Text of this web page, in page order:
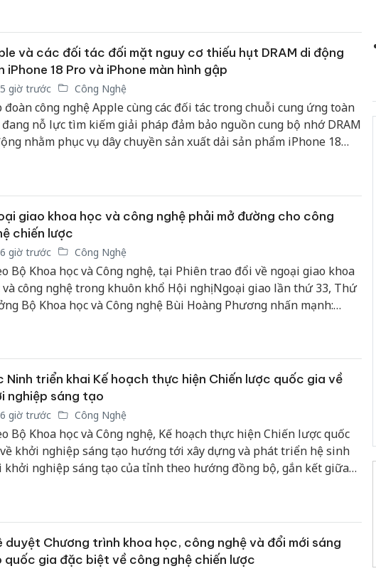
sát của con người.
và các đối tác đối mặt nguy cơ thiếu hụt DRAM di động
iPhone 18 Pro và iPhone màn hình gập
giờ trước Công Nghệ
đoàn công nghệ Apple cùng các đối tác trong chuỗi cung ứng toàn
đang nỗ lực tìm kiếm giải pháp đảm bảo nguồn cung bộ nhớ DRAM
nhằm phục vụ dây chuyền sản xuất dải sản phẩm iPhone 18
có thể khiến lượng hàng tồn kho ban đầu của các dòng flagship
đạt mức kỳ vọng.
giao khoa học và công nghệ phải mở đường cho công
chiến lược
giờ trước Công Nghệ
Bộ Khoa học và Công nghệ, tại Phiên trao đổi về ngoại giao khoa
và công nghệ trong khuôn khổ Hội nghị Ngoại giao lần thứ 33, Thứ
Bộ Khoa học và Công nghệ Bùi Hoàng Phương nhấn mạnh:
Việt Nam, qua đó thúc đẩy làm chủ công nghệ chiến lược và tạo
lực tăng trưởng mới.
Ninh triển khai Kế hoạch thực hiện Chiến lược quốc gia về
nghiệp sáng tạo
giờ trước Công Nghệ
Bộ Khoa học và Công nghệ, Kế hoạch thực hiện Chiến lược quốc
khởi nghiệp sáng tạo hướng tới xây dựng và phát triển hệ sinh
khởi nghiệp sáng tạo của tỉnh theo hướng đồng bộ, gắn kết giữa
duyệt Chương trình khoa học, công nghệ và đổi mới sáng
quốc gia đặc biệt về công nghệ chiến lược
bảo vệ môi trường
Công an Thanh Hóa
tìm bị hại trong vụ
án sản xuất, buôn
bán yến sào giả
hại trong vụ án buôn
bán bình sữa
Moyuum giả